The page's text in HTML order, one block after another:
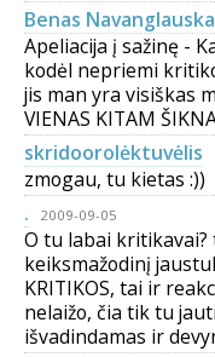
Benas
Apeliacija į sažinę -
kodėl nepriemi
jis man yra visiškas
VIENAS KITAM
skridoorolėktuvėlis
zmogau, tu kietas :))
.
2009-09-05
O tu labai
keiksmažodinį
KRITIKOS, tai ir
nelaižo, čia tik tu
išvadindamas ir